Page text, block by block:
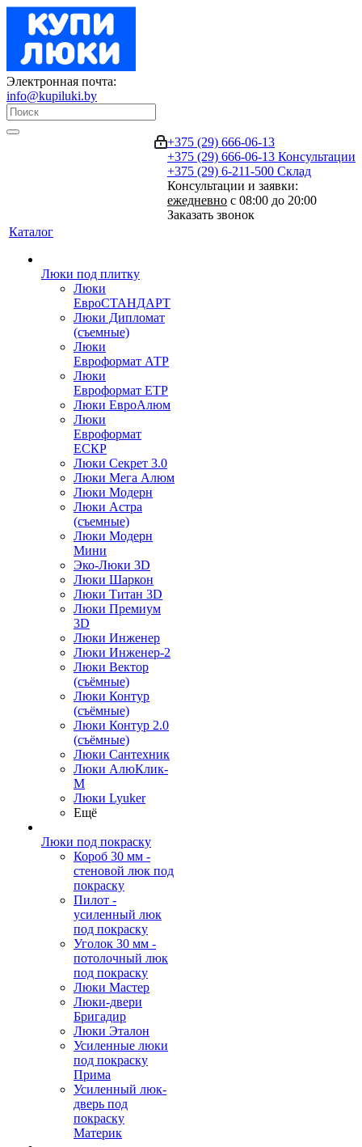
Электронная почта:
info@kupiluki.by
+375 (29) 666-06-13
+375 (29) 666-06-13 Консультации
+375 (29) 6-211-500 Склад
Консультации и заявки:
ежедневно с 08:00 до 20:00
Заказать звонок
Каталог
Люки под плитку
Люки
ЕвроСТАНДАРТ
Люки Дипломат
(съемные)
Люки
Евроформат АТР
Люки
Евроформат ЕТР
Люки ЕвроАлюм
Люки
Евроформат
ЕСКР
Люки Секрет 3.0
Люки Мега Алюм
Люки Модерн
Люки Астра
(съемные)
Люки Модерн
Мини
Эко-Люки 3D
Люки Шаркон
Люки Титан 3D
Люки Премиум
3D
Люки Инженер
Люки Инженер-2
Люки Вектор
(съёмные)
Люки Контур
(съёмные)
Люки Контур 2.0
(съёмные)
Люки Сантехник
Люки АлюКлик-
М
Люки Lyuker
Ещё
Люки под покраску
Короб 30 мм -
стеновой люк под
покраску
Пилот -
усиленный люк
под покраску
Уголок 30 мм -
потолочный люк
под покраску
Люки Мастер
Люки-двери
Бригадир
Люки Эталон
Усиленные люки
под покраску
Прима
Усиленный люк-
дверь под
покраску
Материк